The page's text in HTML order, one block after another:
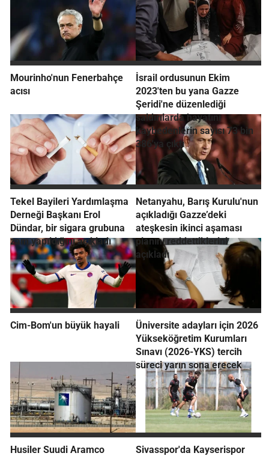
Mourinho'nun Fenerbahçe
acısı
İsrail ordusunun Ekim
2023'ten bu yana Gazze
Şeridi'ne düzenlediği
saldırılarda hayatını
kaybedenlerin sayısı 73 bin
386'ya çıktı
Tekel Bayileri Yardımlaşma
Derneği Başkanı Erol
Dündar, bir sigara grubuna
zam yapıldığını açıkladı
Netanyahu, Barış Kurulu'nun
açıkladığı Gazze’deki
ateşkesin ikinci aşaması
planını reddettiklerini
açıkladı
Cim-Bom'un büyük hayali
Üniversite adayları için 2026
Yükseköğretim Kurumları
Sınavı (2026-YKS) tercih
süreci yarın sona erecek
Husiler Suudi Aramco
Sivasspor'da Kayserispor